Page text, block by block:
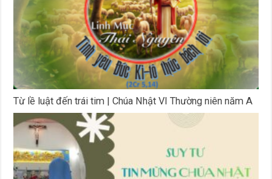
Từ lề luật đến trái tim | Chúa Nhật VI Thường niên năm A